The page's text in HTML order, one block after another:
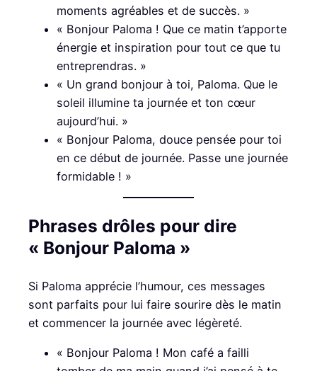
moments agréables et de succès. »
« Bonjour Paloma ! Que ce matin t’apporte
énergie et inspiration pour tout ce que tu
entreprendras. »
« Un grand bonjour à toi, Paloma. Que le
soleil illumine ta journée et ton cœur
aujourd’hui. »
« Bonjour Paloma, douce pensée pour toi
en ce début de journée. Passe une journée
formidable ! »
Phrases drôles pour dire
« Bonjour Paloma »
Si Paloma apprécie l’humour, ces messages
sont parfaits pour lui faire sourire dès le matin
et commencer la journée avec légèreté.
« Bonjour Paloma ! Mon café a failli